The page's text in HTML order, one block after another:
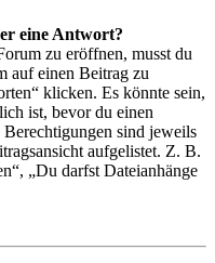
eine Antwort?
zu eröffnen, musst du
auf einen Beitrag zu
klicken. Es könnte sein,
ist, bevor du einen
sind jeweils
aufgelistet. Z. B.
„Du darfst Dateianhänge